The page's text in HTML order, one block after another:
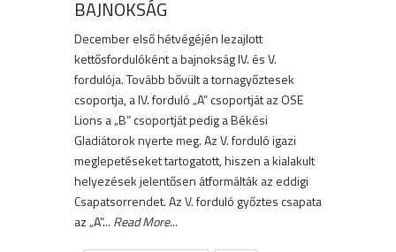
BAJNOKSÁG
December első hétvégéjén lezajlott
kettősfordulóként a bajnokság IV. és V.
fordulója. Tovább bővült a tornagyőztesek
csoportja, a IV. forduló „A” csoportját az OSE
Lions a „B” csoportját pedig a Békési
Gladiátorok nyerte meg. Az V. forduló igazi
meglepetéseket tartogatott, hiszen a kialakult
helyezések jelentősen átformálták az eddigi
Csapatsorrendet. Az V. forduló győztes csapata
az „A”... Read More...